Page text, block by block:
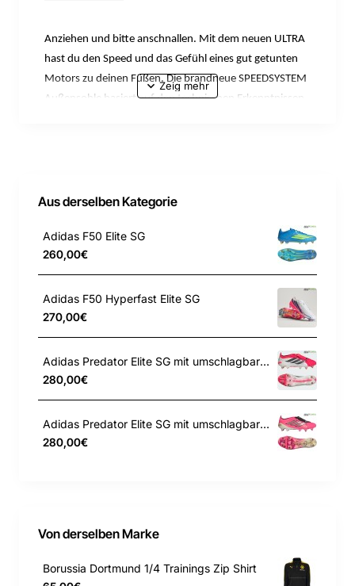
Anziehen und bitte anschnallen. Mit dem neuen ULTRA
hast du den Speed und das Gefühl eines gut getunten
Motors zu deinen Füßen. Die brandneue SPEEDSYSTEM
Außensohle basiert auf den technischen Erkenntnissen
Traktion auf verschiedenen weichen Böden.
Das Obermaterial besteht zu mindestens 50 % aus
BESCHLEUNIGUNG: Das SPEEDSYSTEM
Außensohlendesign von PUMA kombiniert ein
außen und einem revolutionären Stollensystem für
maximale Energierückgabe und höhere Beschleunigung.
TRAKTION: Eine Kombination aus FastTrax Stollen und
konischen, austauschbaren Stollen für optimale
Traktion beim Beschleunigen, Stoppen und
Bewegungsfreiheit einzuschränken
PWRTAPE SQD Stützrahmen stabilisiert den Fuß, ohne
die Beweglichkeit zu beeinträchtigen
Aus derselben Kategorie
Adidas F50 Elite SG
260,00€
Adidas F50 Hyperfast Elite SG
270,00€
Adidas Predator Elite SG mit umschlagbarer Zunge
280,00€
Adidas Predator Elite SG mit umschlagbarer Zunge
280,00€
Von derselben Marke
Borussia Dortmund 1/4 Trainings Zip Shirt